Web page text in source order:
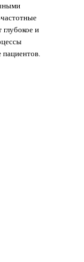
глубокое и